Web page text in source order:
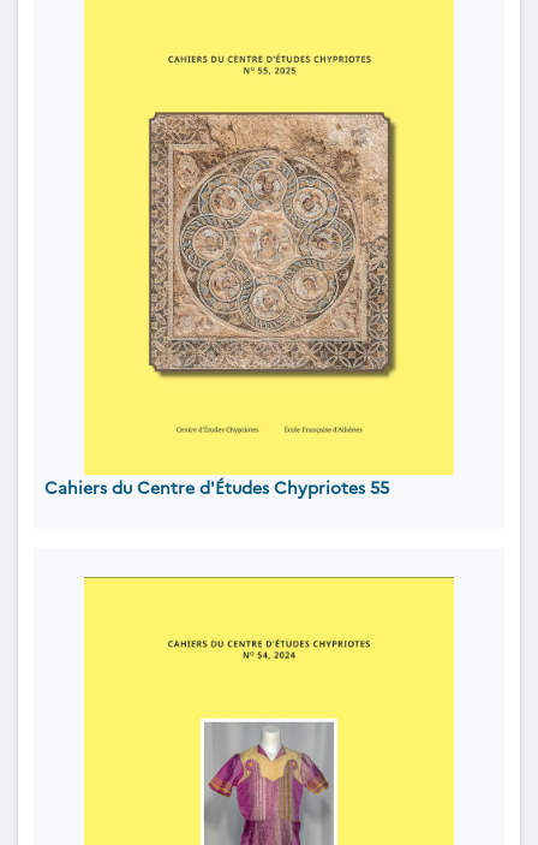
Cahiers du Centre d'Études Chypriotes 55